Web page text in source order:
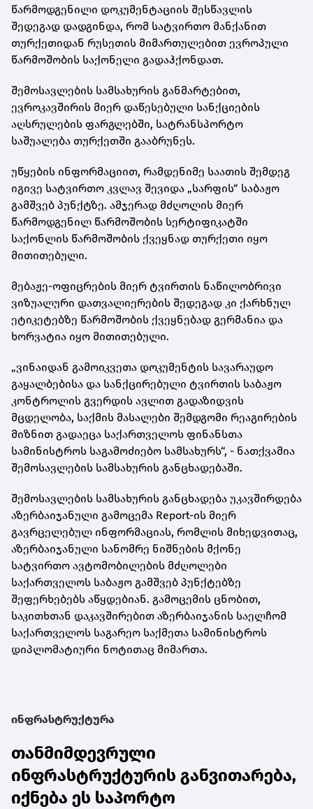
წარმოდგენილი დოკუმენტაციის შესწავლის
შედეგად დადგინდა, რომ სატვირთო მანქანით
თურქეთიდან რუსეთის მიმართულებით ევროპული
წარმოშობის საქონელი გადაჰქონდათ.
შემოსავლების სამსახურის განმარტებით,
ევროკავშირის მიერ დაწესებული სანქციების
აღსრულების ფარგლებში, სატრანსპორტო
საშუალება თურქეთში გააბრუნეს.
უწყების ინფორმაციით, რამდენიმე საათის შემდეგ
იგივე სატვირთო კვლავ შევიდა „სარფის“ საბაჟო
გამშვებ პუნქტზე. ამჯერად მძღოლის მიერ
წარმოდგენილ წარმოშობის სერტიფიკატში
საქონლის წარმოშობის ქვეყნად თურქეთი იყო
მითითებული.
მებაჟე-ოფიცრების მიერ ტვირთის ნაწილობრივი
ვიზუალური დათვალიერების შედეგად კი ქარხნულ
ეტიკეტებზე წარმოშობის ქვეყნებად გერმანია და
ხორვატია იყო მითითებული.
„ვინაიდან გამოიკვეთა დოკუმენტის სავარაუდო
გაყალბებისა და სანქცირებული ტვირთის საბაჟო
კონტროლის გვერდის ავლით გადაზიდვის
მცდელობა, საქმის მასალები შემდგომი რეაგირების
მიზნით გადაეცა საქართველოს ფინანსთა
სამინისტროს საგამოძიებო სამსახურს“, - ნათქვამია
შემოსავლების სამსახურის განცხადებაში.
შემოსავლების სამსახურის განცხადება უკავშირდება
აზერბაიჯანული გამოცემა Report-ის მიერ
გავრცელებულ ინფორმაციას, რომლის მიხედვითაც,
აზერბაიჯანული სანომრე ნიშნების მქონე
სატვირთო ავტომობილების მძღოლები
საქართველოს საბაჟო გამშვებ პუნქტებზე
შეფერხებებს აწყდებიან. გამოცემის ცნობით,
საკითხთან დაკავშირებით აზერბაიჯანის საელჩომ
საქართველოს საგარეო საქმეთა სამინისტროს
დიპლომატიური ნოტითაც მიმართა.
ინფრასტრუქტურა
თანმიმდევრული
ინფრასტრუქტურის განვითარება,
იქნება ეს საპორტო